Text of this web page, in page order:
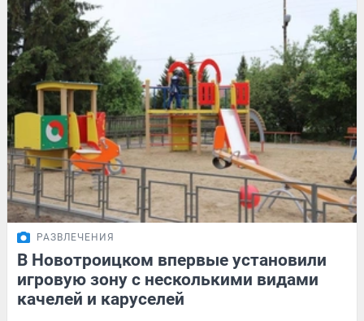
РАЗВЛЕЧЕНИЯ
В Новотроицком впервые установили
игровую зону с несколькими видами
качелей и каруселей